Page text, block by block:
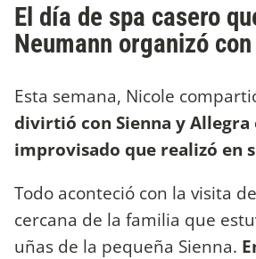
El día de spa casero
Neumann organizó
Esta semana, Nicole
divirtió con Sienna y Allegra
improvisado que realizó en
Todo aconteció con la visita
cercana de la familia que
uñas de la pequeña Sienna.